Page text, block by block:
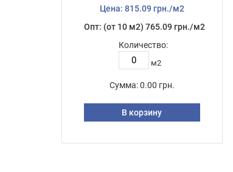
Цена: 815.09 грн./м2
Опт: (от 10 м2) 765.09 грн./м2
Количество:
м2
Сумма: 0.00 грн.
В корзину